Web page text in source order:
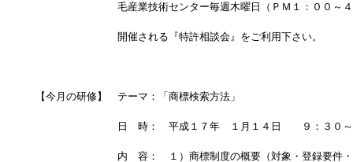
毛産業技術センター毎週木曜日（ＰＭ１：００～４
開催される『特許相談会』をご利用下さい。
【今月の研修】　テーマ：「商標検索方法」
日　時：　平成１７年　１月１４日　　９：３０～
内　容：　１）商標制度の概要（対象・登録要件・